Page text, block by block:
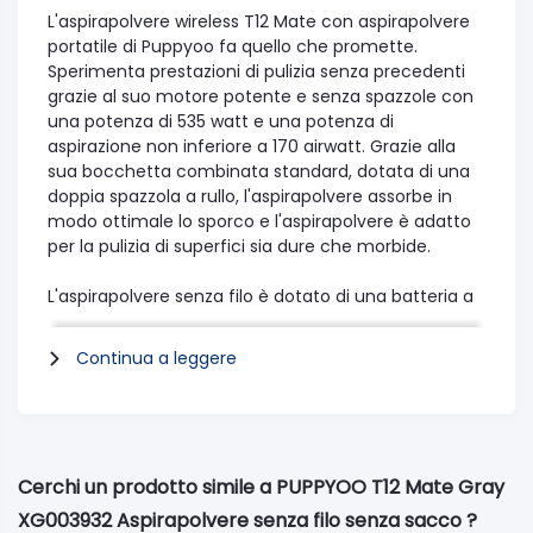
L'aspirapolvere wireless T12 Mate con aspirapolvere
portatile di Puppyoo fa quello che promette.
Sperimenta prestazioni di pulizia senza precedenti
grazie al suo motore potente e senza spazzole con
una potenza di 535 watt e una potenza di
aspirazione non inferiore a 170 airwatt. Grazie alla
sua bocchetta combinata standard, dotata di una
doppia spazzola a rullo, l'aspirapolvere assorbe in
modo ottimale lo sporco e l'aspirapolvere è adatto
per la pulizia di superfici sia dure che morbide.
L'aspirapolvere senza filo è dotato di una batteria a
8 celle da 2500 mAh di grande capacità che
garantisce una maggiore autonomia senza
sacrificare la potenza di aspirazione. Passa dalla
grado di rilevare la quantità di polvere e lo stato
della superficie stessa. Maggiore è la quantità di
Continua a leggere
Cerchi un prodotto simile a PUPPYOO T12 Mate Gray
XG003932 Aspirapolvere senza filo senza sacco ?